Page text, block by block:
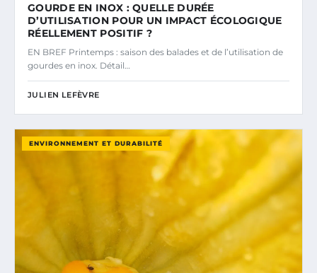
GOURDE EN INOX : QUELLE DURÉE
D’UTILISATION POUR UN IMPACT ÉCOLOGIQUE
RÉELLEMENT POSITIF ?
EN BREF Printemps : saison des balades et de l’utilisation de
gourdes en inox. Détail…
JULIEN LEFÈVRE
ENVIRONNEMENT ET DURABILITÉ